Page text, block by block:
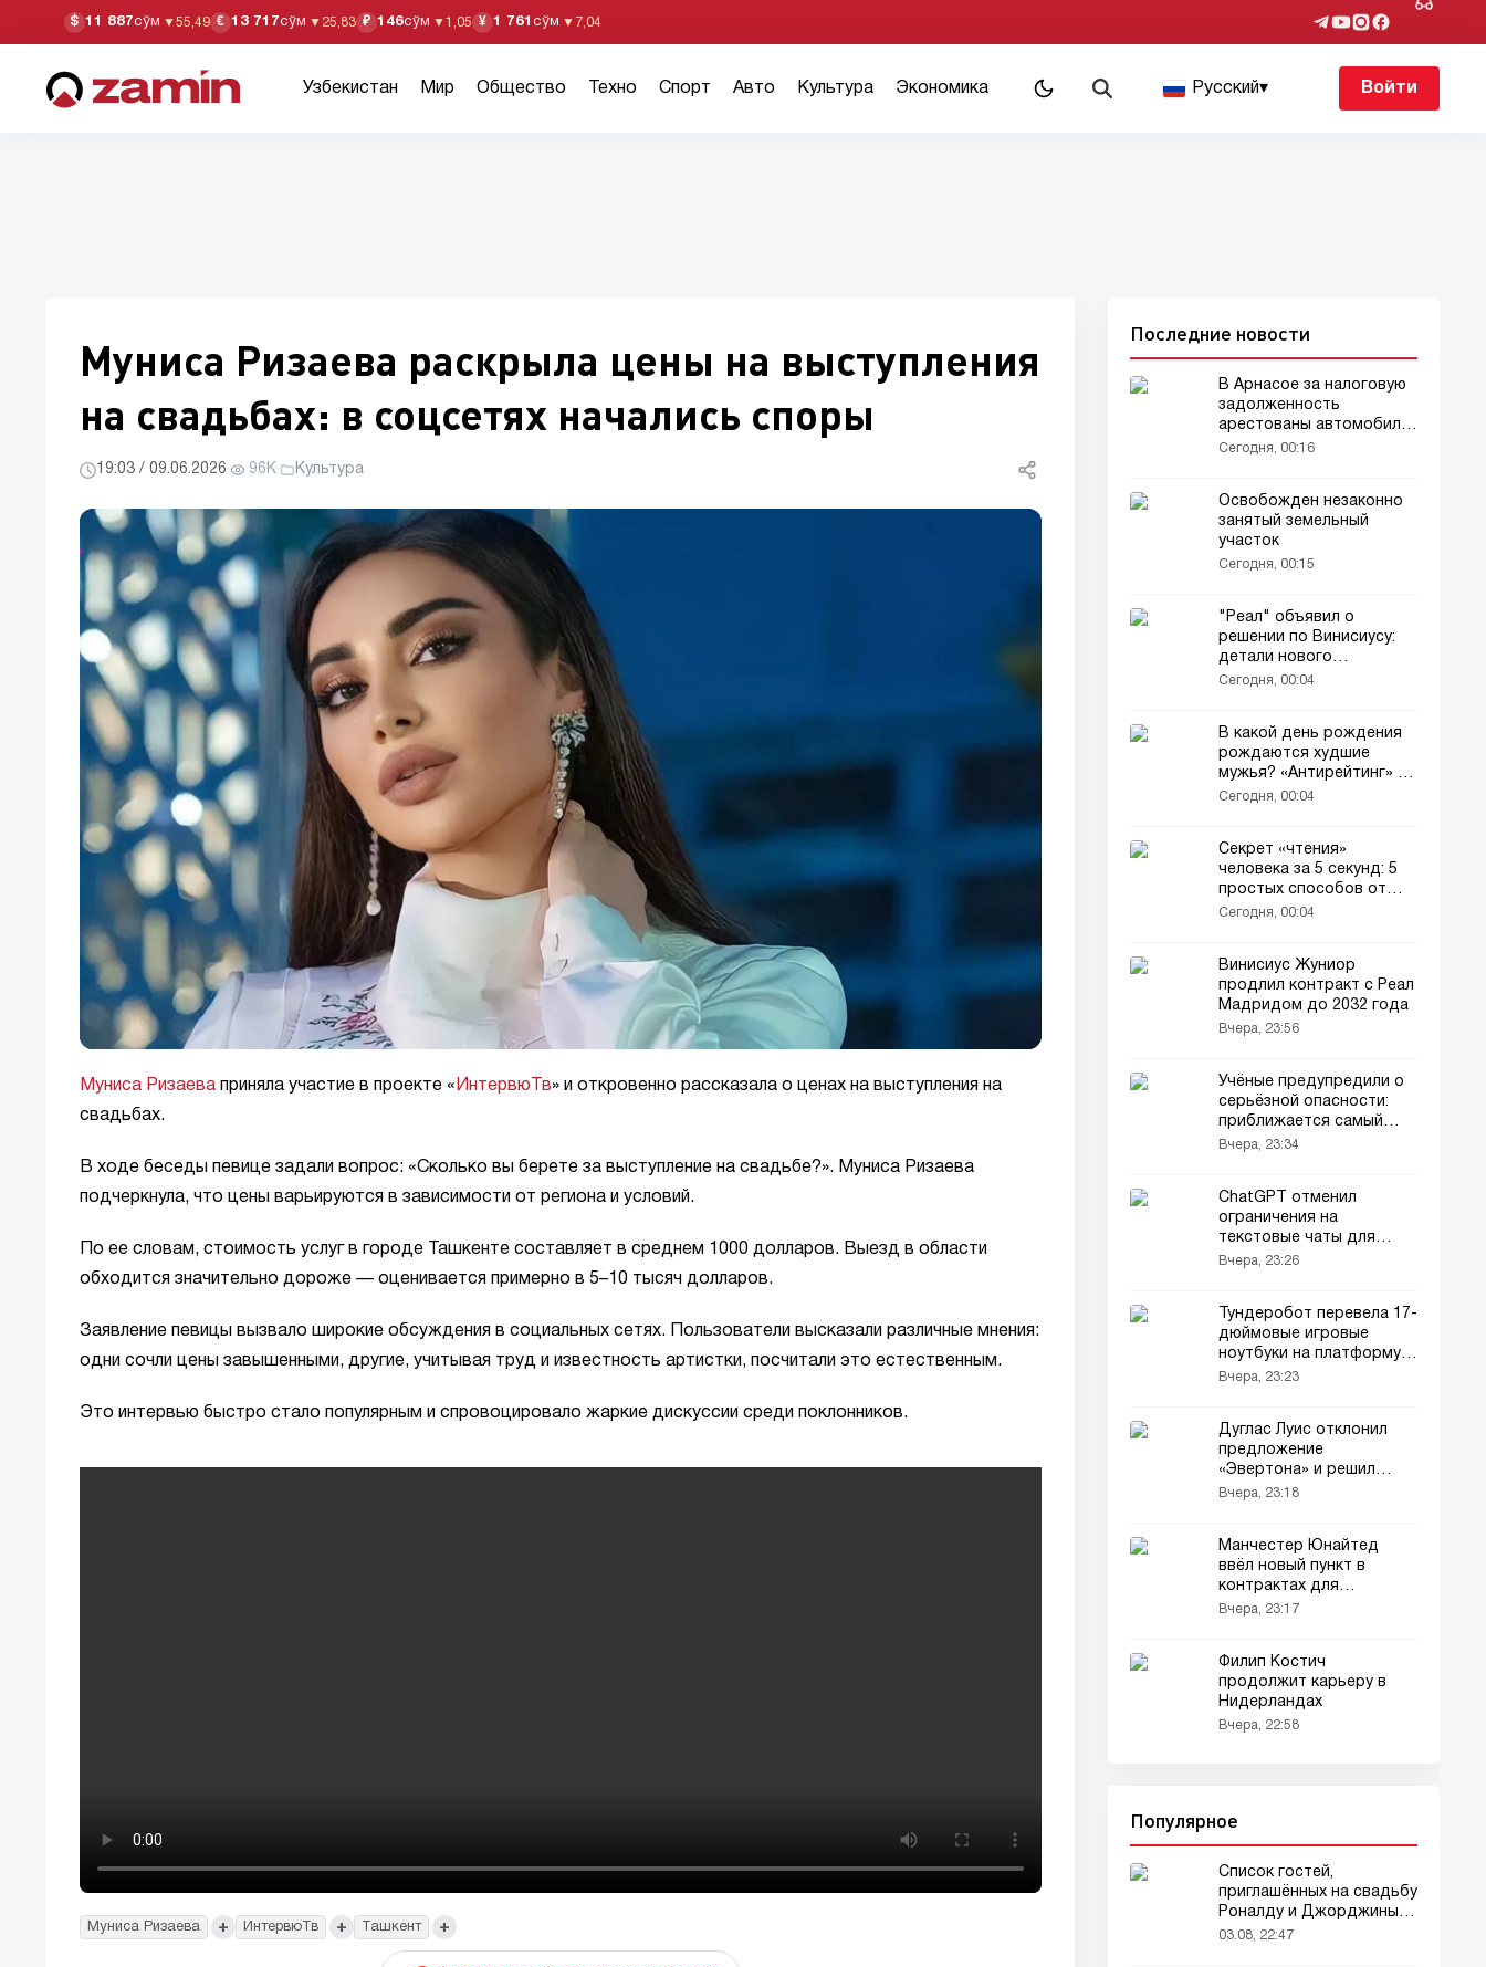
$ 11 887сўм ▼55,49 € 13 717сўм ▼ 25,83 ₽ 146сўм ▼1,05 ¥ 1 761 сўм ▼ 7,04
Узбекистан Мир Общество Техно Спорт Авто Культура Экономика Русский▾ Войти
Муниса Ризаева раскрыла цены на выступления
на свадьбах: в соцсетях начались споры
19:03 / 09.06.2026· 96K· Культура
Муниса Ризаева приняла участие в проекте « ИнтервюТв» и откровенно рассказала о ценах на выступления на
свадьбах.
В ходе беседы певице задали вопрос: «Сколько вы берете за выступление на свадьбе?». Муниса Ризаева
подчеркнула, что цены варьируются в зависимости от региона и условий.
По ее словам, стоимость услуг в городе Ташкенте составляет в среднем 1000 долларов. Выезд в области
обходится значительно дороже — оценивается примерно в 5–10 тысяч долларов.
Заявление певицы вызвало широкие обсуждения в социальных сетях. Пользователи высказали различные мнения:
одни сочли цены завышенными, другие, учитывая труд и известность артистки, посчитали это естественным.
Это интервью быстро стало популярным и спровоцировало жаркие дискуссии среди поклонников.
Муниса Ризаева + ИнтервюТв + Ташкент +
Последние новости
В Арнасое за налоговую
задолженность
арестованы автомобили-
иномарки 2 фермеров
Сегодня, 00:16
Освобожден незаконно
занятый земельный
участок
Сегодня, 00:15
"Реал" объявил о
решении по Винисиусу:
детали нового
соглашения...
Сегодня, 00:04
В какой день рождения
рождаются худшие
мужья? «Антирейтинг» от
психологов!
Сегодня, 00:04
Секрет «чтения»
человека за 5 секунд: 5
простых способов от
психологов
Сегодня, 00:04
Винисиус Жуниор
продлил контракт с Реал
Мадридом до 2032 года
Вчера, 23:56
Учёные предупредили о
серьёзной опасности:
приближается самый
жаркий год в истории
Вчера, 23:34
ChatGPT отменил
ограничения на
текстовые чаты для
бесплатных
Вчера, 23:26
Тундеробот перевела 17-
дюймовые игровые
ноутбуки на платформу
AMD
Вчера, 23:23
Дуглас Луис отклонил
предложение
«Эвертона» и решил
остаться в «Ювентусе»
Вчера, 23:18
Манчестер Юнайтед
ввёл новый пункт в
контрактах для
финансовой
Вчера, 23:17
Филип Костич
продолжит карьеру в
Нидерландах
Вчера, 22:58
Популярное
Список гостей,
приглашённых на свадьбу
Роналду и Джорджины,
вызвал ажиотаж
03.08, 22:47